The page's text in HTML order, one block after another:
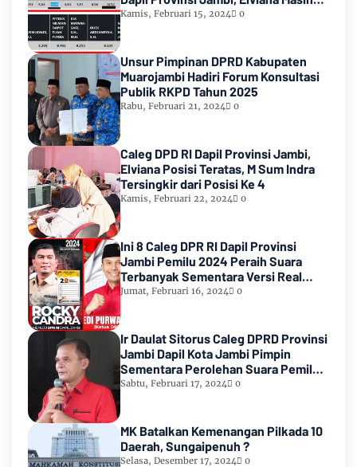
Urutan Kedua Teratas
Kamis, Februari 15, 2024 0
Unsur Pimpinan DPRD Kabupaten
Muarojambi Hadiri Forum Konsultasi
Publik RKPD Tahun 2025
Rabu, Februari 21, 2024 0
Caleg DPD RI Dapil Provinsi Jambi,
Elviana Posisi Teratas, M Sum Indra
Tersingkir dari Posisi Ke 4
Kamis, Februari 22, 2024 0
Ini 8 Caleg DPR RI Dapil Provinsi
Jambi Pemilu 2024 Peraih Suara
Terbanyak Sementara Versi Real
Count KPU RI
Jumat, Februari 16, 2024 0
Ir Daulat Sitorus Caleg DPRD Provinsi
Jambi Dapil Kota Jambi Pimpin
Sementara Perolehan Suara Pemilu
2024
Sabtu, Februari 17, 2024 0
MK Batalkan Kemenangan Pilkada 10
Daerah, Sungaipenuh ?
Selasa, Desember 17, 2024 0